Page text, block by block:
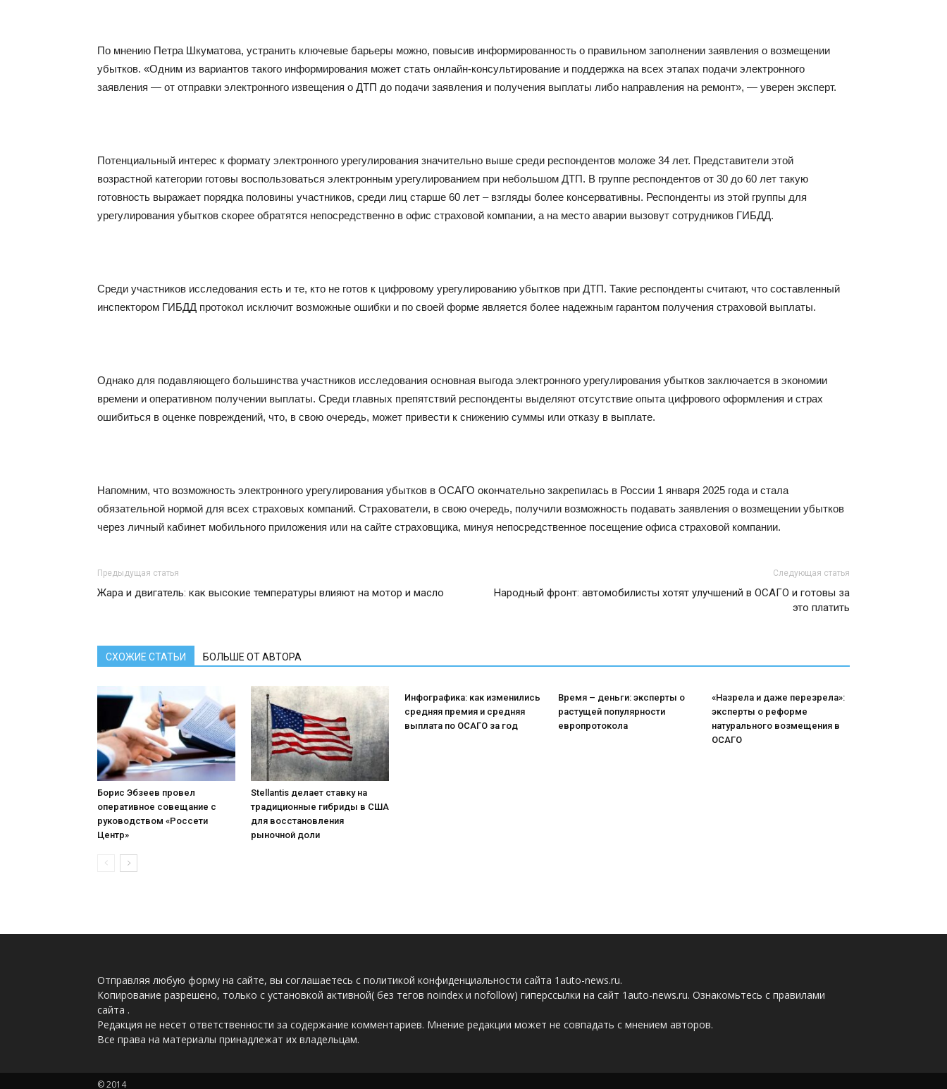
По мнению Петра Шкуматова, устранить ключевые барьеры можно, повысив информированность о правильном заполнении заявления о возмещении
убытков. «Одним из вариантов такого информирования может стать онлайн-консультирование и поддержка на всех этапах подачи электронного
заявления — от отправки электронного извещения о ДТП до подачи заявления и получения выплаты либо направления на ремонт», — уверен эксперт.
Потенциальный интерес к формату электронного урегулирования значительно выше среди респондентов моложе 34 лет. Представители этой
возрастной категории готовы воспользоваться электронным урегулированием при небольшом ДТП. В группе респондентов от 30 до 60 лет такую
готовность выражает порядка половины участников, среди лиц старше 60 лет – взгляды более консервативны. Респонденты из этой группы для
урегулирования убытков скорее обратятся непосредственно в офис страховой компании, а на место аварии вызовут сотрудников ГИБДД.
Среди участников исследования есть и те, кто не готов к цифровому урегулированию убытков при ДТП. Такие респонденты считают, что составленный
инспектором ГИБДД протокол исключит возможные ошибки и по своей форме является более надежным гарантом получения страховой выплаты.
Однако для подавляющего большинства участников исследования основная выгода электронного урегулирования убытков заключается в экономии
времени и оперативном получении выплаты. Среди главных препятствий респонденты выделяют отсутствие опыта цифрового оформления и страх
ошибиться в оценке повреждений, что, в свою очередь, может привести к снижению суммы или отказу в выплате.
Напомним, что возможность электронного урегулирования убытков в ОСАГО окончательно закрепилась в России 1 января 2025 года и стала
обязательной нормой для всех страховых компаний. Страхователи, в свою очередь, получили возможность подавать заявления о возмещении убытков
через личный кабинет мобильного приложения или на сайте страховщика, минуя непосредственное посещение офиса страховой компании.
Предыдущая статья
Жара и двигатель: как высокие температуры влияют на мотор и масло
Следующая статья
Народный фронт: автомобилисты хотят улучшений в ОСАГО и готовы за
это платить
СХОЖИЕ СТАТЬИ БОЛЬШЕ ОТ АВТОРА
Борис Эбзеев провел
оперативное совещание с
руководством «Россети
Центр»
Stellantis делает ставку на
традиционные гибриды в США
для восстановления
рыночной доли
Инфографика: как изменились
средняя премия и средняя
выплата по ОСАГО за год
Время – деньги: эксперты о
растущей популярности
европротокола
«Назрела и даже перезрела»:
эксперты о реформе
натурального возмещения в
ОСАГО
Отправляя любую форму на сайте, вы соглашаетесь с политикой конфиденциальности сайта 1auto-news.ru.
Копирование разрешено, только с установкой активной( без тегов noindex и nofollow) гиперссылки на сайт 1auto-news.ru. Ознакомьтесь с правилами
сайта .
Редакция не несет ответственности за содержание комментариев. Мнение редакции может не совпадать с мнением авторов.
Все права на материалы принадлежат их владельцам.
© 2014